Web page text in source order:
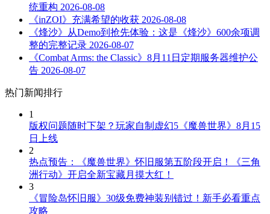
统重构 2026-08-08
《inZOI》充满希望的收获 2026-08-08
《烽沙》从Demo到抢先体验：这是《烽沙》600余项调
整的完整记录 2026-08-07
《Combat Arms: the Classic》8月11日定期服务器维护公
告 2026-08-07
热门新闻排行
1
版权问题随时下架？玩家自制虚幻5《魔兽世界》8月15
日上线
2
热点预告：《魔兽世界》怀旧服第五阶段开启！《三角
洲行动》开启全新宝藏月摸大红！
3
《冒险岛怀旧服》30级免费神装别错过！新手必看重点
攻略